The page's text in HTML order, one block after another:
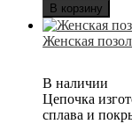
В корзину
Женская
В наличии
Цепочка
сплава и